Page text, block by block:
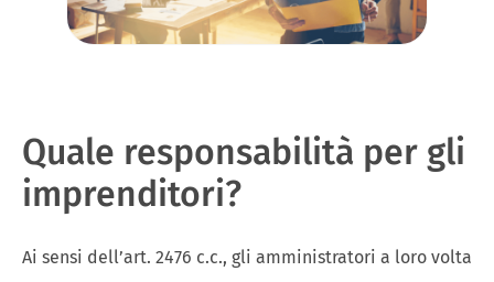
Quale responsabilità per gli
imprenditori?
Ai sensi dell’art. 2476 c.c., gli amministratori a loro volta